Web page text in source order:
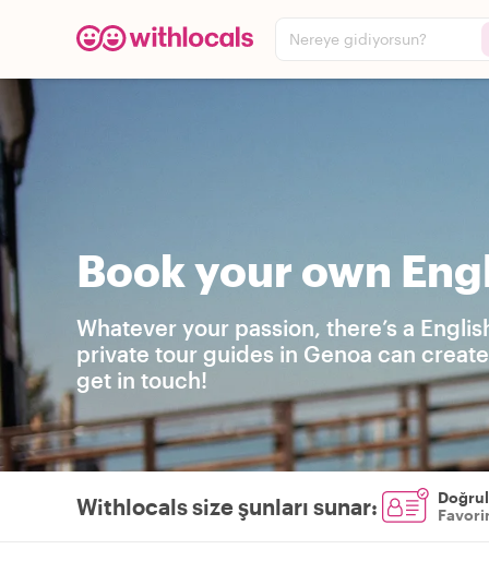
Nereye gidiyorsun?
Book your own
Whatever your passion, there’s a
private tour guides in Genoa can
get in touch!
Withlocals size şunları sunar: